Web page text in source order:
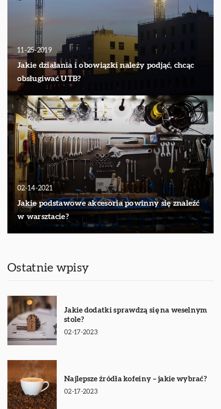
11-25-2019
Jakie działania i obowiązki należy podjąć, chcąc
obsługiwać UTB?
02-14-2021
Jakie podstawowe akcesoria powinny się znaleźć
w warsztacie?
Ostatnie wpisy
Jakie dodatki sprawdzą się na weselnym
stole?
02-17-2023
Najlepsze źródła kofeiny – jakie wybrać?
02-17-2023